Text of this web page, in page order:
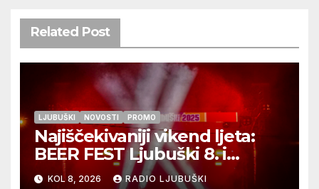
Related Post
LJUBUŠKI NOVOSTI PROMO
Najiščekivaniji vikend ljeta:
BEER FEST Ljubuški 8. i
9.kolovoza
KOL 8, 2026 RADIO LJUBUŠKI